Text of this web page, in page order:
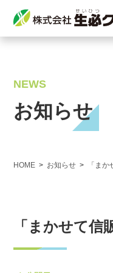
NEWS
お知らせ
HOME お知らせ 「ま
「まかせて信